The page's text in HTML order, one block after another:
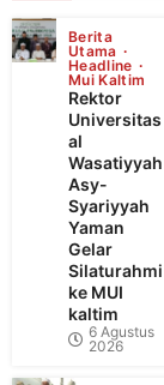
Berita
Utama
Headline
Mui Kaltim
Rektor
Universitas
al
Wasatiyyah
Asy-
Syariyyah
Yaman
Gelar
Silaturahmi
ke MUI
kaltim
6 Agustus
2026